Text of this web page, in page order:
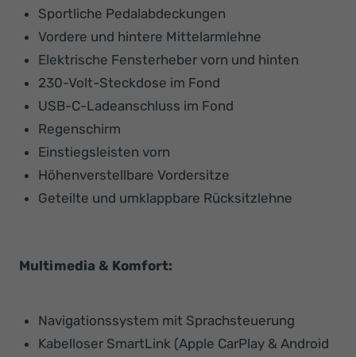
Sportliche Pedalabdeckungen
Vordere und hintere Mittelarmlehne
Elektrische Fensterheber vorn und hinten
230-Volt-Steckdose im Fond
USB-C-Ladeanschluss im Fond
Regenschirm
Einstiegsleisten vorn
Höhenverstellbare Vordersitze
Geteilte und umklappbare Rücksitzlehne
Multimedia & Komfort:
Navigationssystem mit Sprachsteuerung
Kabelloser SmartLink (Apple CarPlay & Android